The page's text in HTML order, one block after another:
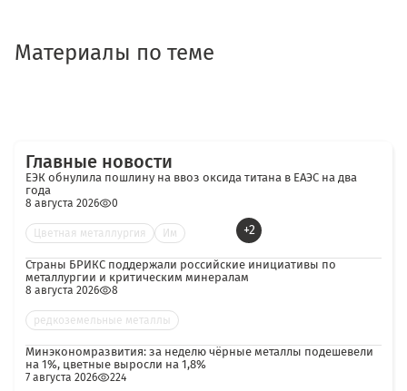
Материалы по теме
Главные новости
ЕЭК обнулила пошлину на ввоз оксида титана в ЕАЭС на два
года
8 августа 2026 0
Цветная металлургия Им +2
Страны БРИКС поддержали российские инициативы по
металлургии и критическим минералам
8 августа 2026 8
редкоземельные металлы
Минэкономразвития: за неделю чёрные металлы подешевели
на 1%, цветные выросли на 1,8%
7 августа 2026 224